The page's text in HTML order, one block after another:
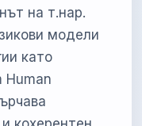
на т.нар.
модели
като
Human